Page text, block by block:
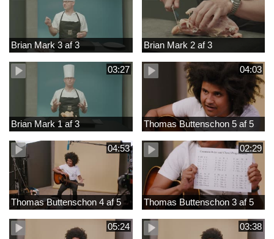
Brian Mark 3 af 3 Brian Mark 2 af 3
03:27
Brian Mark 1 af 3
04:03
Thomas Buttenschon 5 af 5
04:53
Thomas Buttenschon 4 af 5
02:29
Thomas Buttenschon 3 af 5
05:24 03:38